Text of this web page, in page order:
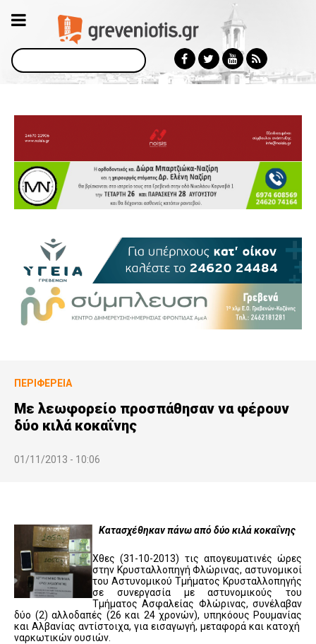
Αναζήτηση
ΠΕΡΙΦΈΡΕΙΑ
Με λεωφορείο προσπάθησαν να φέρουν
δύο κιλά κοκαΐνης
01/11/2013 - 10:06
Κατασχέθηκαν πάνω από δύο κιλά κοκαΐνης
Χθες (31-10-2013) τις απογευματινές ώρες
στην Κρυσταλλοπηγή Φλώρινας, αστυνομικοί
του Αστυνομικού Τμήματος Κρυσταλλοπηγής
σε συνεργασία με αστυνομικούς του
Τμήματος Ασφαλείας Φλώρινας, συνέλαβαν
δύο (2) αλλοδαπές (26 και 24 χρονών), υπηκόους Ρουμανίας
και Αλβανίας αντίστοιχα, για εισαγωγή, μεταφορά και κατοχή
ναρκωτικών ουσιών.